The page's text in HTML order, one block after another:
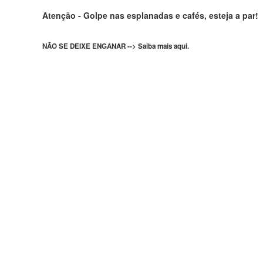
Atenção - Golpe nas esplanadas e cafés, esteja a par!
NÃO SE DEIXE ENGANAR --> Saiba mais aqui.